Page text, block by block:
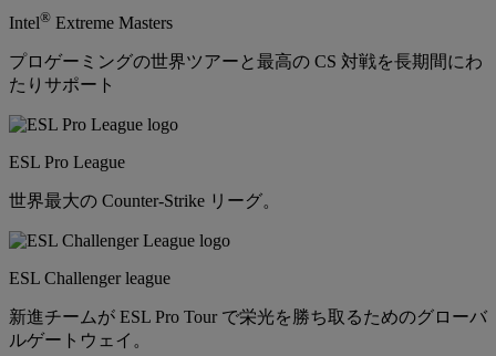
Intel® Extreme Masters
プロゲーミングの世界ツアーと最高の CS 対戦を長期間にわ
たりサポート
ESL Pro League
世界最大の Counter-Strike リーグ。
ESL Challenger league
新進チームが ESL Pro Tour で栄光を勝ち取るためのグローバ
ルゲートウェイ。